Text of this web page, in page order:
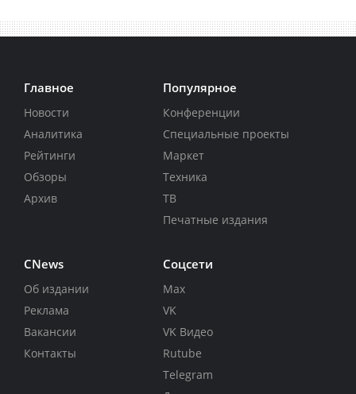
Главное
Новости
Аналитика
Рейтинги
Обзоры
Архив
Популярное
Конференции
Специальные проекты
Маркет
Техника
ТВ
Печатные издания
CNews
Об издании
Реклама
Вакансии
Контакты
Соцсети
Max
VK
VK Видео
Rutube
Telegram